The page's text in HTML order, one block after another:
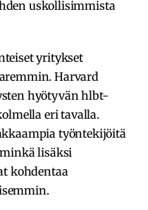
uskollisimmista
yritykset
Harvard
hyötyvän hlbt-
eri tavalla.
työntekijöitä
lisäksi
kohdentaa